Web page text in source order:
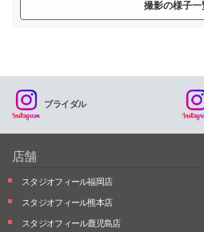
撮影の様子一
ブライダル
店舗
スタジオフィール福岡店
スタジオフィール熊本店
スタジオフィール鹿児島店